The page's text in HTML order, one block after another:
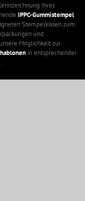
Ihres
IPPC-Gummistempel
Stempelkissen zum
und
Möglichkeit zur
in entsprechender